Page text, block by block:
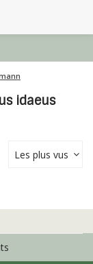
idaeus
Les plus vus